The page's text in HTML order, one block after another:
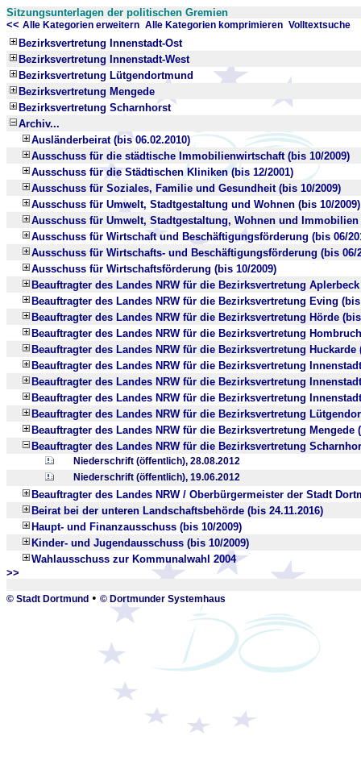
Sitzungsunterlagen der politischen Gremien
<< Alle Kategorien erweitern Alle Kategorien komprimieren Volltextsuche
Bezirksvertretung Innenstadt-Ost
Bezirksvertretung Innenstadt-West
Bezirksvertretung Lütgendortmund
Bezirksvertretung Mengede
Bezirksvertretung Scharnhorst
Archiv...
Ausländerbeirat (bis 06.02.2010)
Ausschuss für die städtische Immobilienwirtschaft (bis 10/2009)
Ausschuss für die Städtischen Kliniken (bis 12/2001)
Ausschuss für Soziales, Familie und Gesundheit (bis 10/2009)
Ausschuss für Umwelt, Stadtgestaltung und Wohnen (bis 10/2009)
Ausschuss für Umwelt, Stadtgestaltung, Wohnen und Immobilien
Ausschuss für Wirtschaft und Beschäftigungsförderung (bis 06/
Ausschuss für Wirtschafts- und Beschäftigungsförderung (bis 06/
Ausschuss für Wirtschaftsförderung (bis 10/2009)
Beauftragter des Landes NRW für die Bezirksvertretung Aplerbeck
Beauftragter des Landes NRW für die Bezirksvertretung Eving (bis
Beauftragter des Landes NRW für die Bezirksvertretung Hörde (bis
Beauftragter des Landes NRW für die Bezirksvertretung
Beauftragter des Landes NRW für die Bezirksvertretung Huckarde
Beauftragter des Landes NRW für die Bezirksvertretung
Beauftragter des Landes NRW für die Bezirksvertretung
Beauftragter des Landes NRW für die Bezirksvertretung
Beauftragter des Landes NRW für die Bezirksvertretung
Beauftragter des Landes NRW für die Bezirksvertretung Mengede
Beauftragter des Landes NRW für die Bezirksvertretung
Niederschrift (öffentlich), 28.08.2012
Niederschrift (öffentlich), 19.06.2012
Beauftragter des Landes NRW / Oberbürgermeister der Stadt
Beirat bei der unteren Landschaftsbehörde (bis 24.11.2016)
Haupt- und Finanzausschuss (bis 10/2009)
Kinder- und Jugendausschuss (bis 10/2009)
Wahlausschuss zur Kommunalwahl 2004
>>
© Stadt Dortmund • © Dortmunder Systemhaus